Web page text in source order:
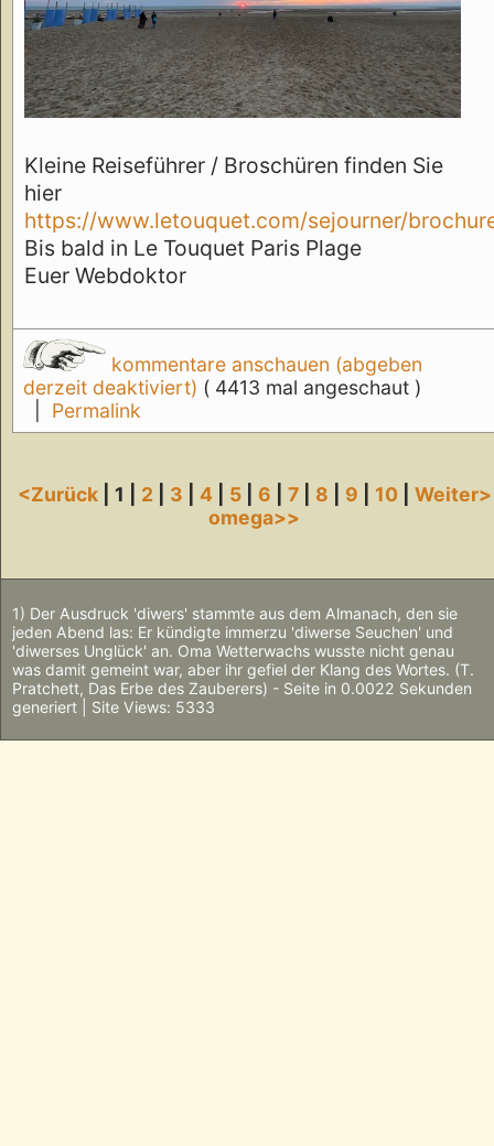
Kleine Reiseführer / Broschüren finden Sie
hier
https://www.letouquet.com/sejourner/
Bis bald in Le Touquet Paris Plage
Euer Webdoktor
kommentare anschauen (abgeben
derzeit deaktiviert) ( 4413 mal angeschaut )
Permalink
<Zurück | 1 | 2 3 4 5| 6 7| 8 9 10| Weiter>
omega>>
1) Der Ausdruck 'diwers' stammte aus dem Almanach, den sie
jeden Abend las: Er kündigte immerzu 'diwerse Seuchen' und
'diwerses Unglück' an. Oma Wetterwachs wusste nicht genau
was damit gemeint war, aber ihr gefiel der Klang des Wortes. (T.
Pratchett, Das Erbe des Zauberers) - Seite in 0.0022 Sekunden
generiert | Site Views: 5333